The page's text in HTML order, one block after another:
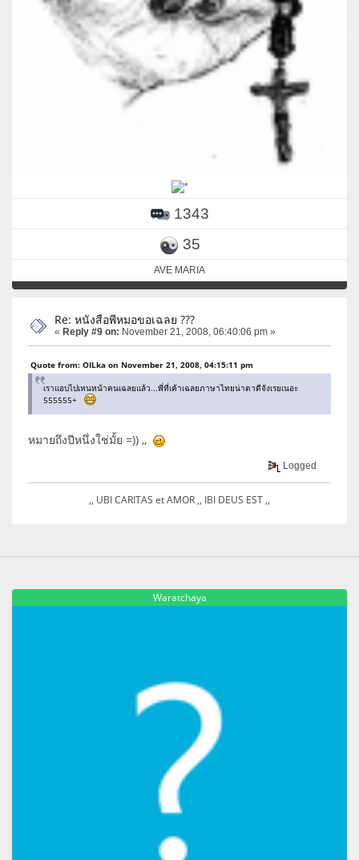
1343
35
AVE MARIA
Re: หนังสือพีหมอขอเฉลย ???
« Reply #9 on: November 21, 2008, 06:40:06 pm »
Quote from: OILka on November 21, 2008, 04:15:11 pm
เราแอบไปเหนหน้าคนเฉลยแล้ว...พี่ที่เค้าเฉลยภาษาไทยน่าตาดีจังเรยเนอะ
555555+
หมายถึงปีหนึ่งใช่มั้ย =)) ,,
Logged
,, UBI CARITAS et AMOR ,, IBI DEUS EST ,,
Waratchaya